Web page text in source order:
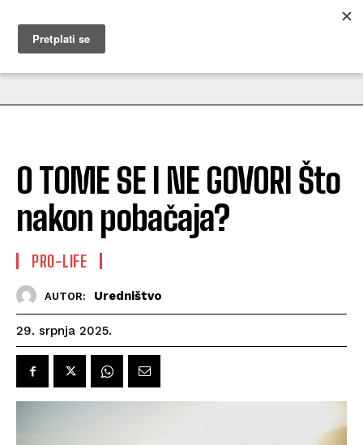
MUŽEVNI BUDITE
O TOME SE I NE GOVORI Što
nakon pobačaja?
PRO-LIFE
AUTOR: Uredništvo
29. srpnja 2025.